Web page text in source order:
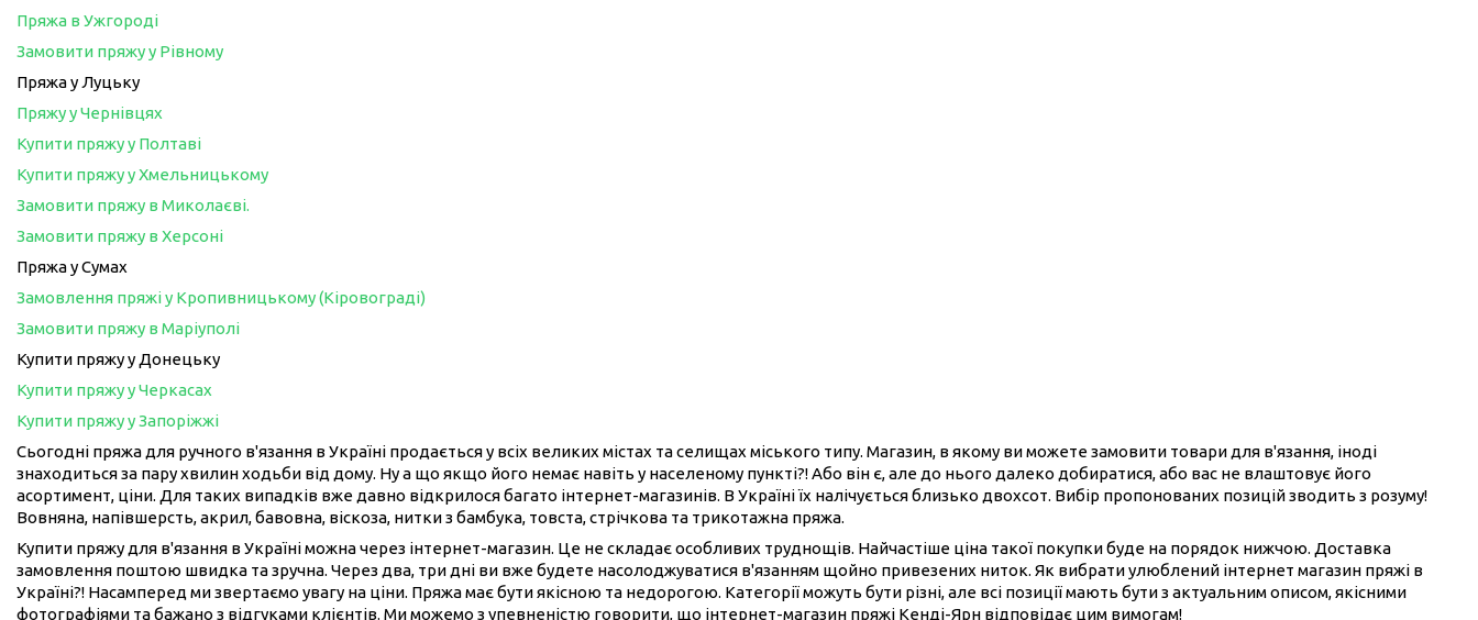
Пряжа в Ужгороді
Замовити пряжу у Рівному
Пряжа у Луцьку
Пряжу у Чернівцях
Купити пряжу у Полтаві
Купити пряжу у Хмельницькому
Замовити пряжу в Миколаєві.
Замовити пряжу в Херсоні
Пряжа у Сумах
Замовлення пряжі у Кропивницькому (Кіровограді)
Замовити пряжу в Маріуполі
Купити пряжу у Донецьку
Купити пряжу у Черкасах
Купити пряжу у Запоріжжі
Сьогодні пряжа для ручного в'язання в Україні продається у всіх великих містах та селищах міського типу. Магазин, в якому ви можете замовити товари для в'язання, іноді
знаходиться за пару хвилин ходьби від дому. Ну а що якщо його немає навіть у населеному пункті?! Або він є, але до нього далеко добиратися, або вас не влаштовує його
асортимент, ціни. Для таких випадків вже давно відкрилося багато інтернет-магазинів. В Україні їх налічується близько двохсот. Вибір пропонованих позицій зводить з розуму!
Вовняна, напівшерсть, акрил, бавовна, віскоза, нитки з бамбука, товста, стрічкова та трикотажна пряжа.
Купити пряжу для в'язання в Україні можна через інтернет-магазин. Це не складає особливих труднощів. Найчастіше ціна такої покупки буде на порядок нижчою. Доставка
замовлення поштою швидка та зручна. Через два, три дні ви вже будете насолоджуватися в'язанням щойно привезених ниток. Як вибрати улюблений інтернет магазин пряжі в
Україні?! Насамперед ми звертаємо увагу на ціни. Пряжа має бути якісною та недорогою. Категорії можуть бути різні, але всі позиції мають бути з актуальним описом, якісними
фотографіями та бажано з відгуками клієнтів. Ми можемо з упевненістю говорити, що інтернет-магазин пряжі Кенді-Ярн відповідає цим вимогам!